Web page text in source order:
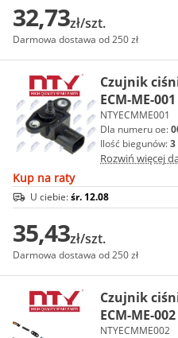
32,73zł/szt.
Darmowa dostawa od 250 zł
Czujnik
ECM-ME-001
NTYECMME001
Dla numeru oe:
Ilość biegunów:3
Rozwiń więcej
Kup na raty
U ciebie:śr. 12.08
35,43zł/szt.
Darmowa dostawa od 250 zł
Czujnik
ECM-ME-002
NTYECMME002